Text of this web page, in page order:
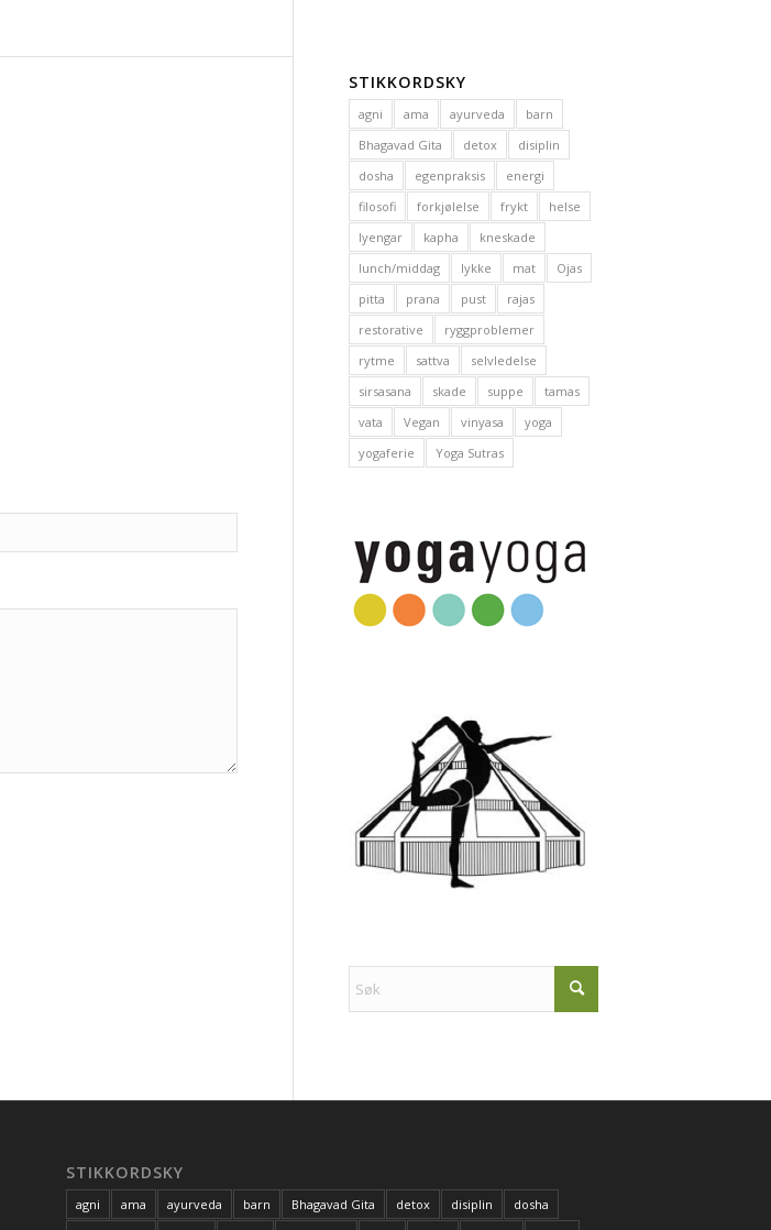
STIKKORDSKY
agni ama ayurveda
barn
Bhagavad Gita
detox
disiplin
dosha
egenpraksis
energi
filosofi
forkjølelse frykt
helse
Iyengar
kapha
kneskade
lunch/middag
lykke mat
Ojas
pitta
prana pust
rajas
restorative
ryggproblemer
rytme
sattva
selvledelse
sirsasana
skade suppe
tamas
vata
Vegan vinyasa
yoga
yogaferie
Yoga Sutras
STIKKORDSKY
agni ama ayurveda barn Bhagavad Gita detox disiplin
dosha